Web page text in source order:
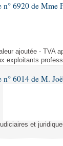
des lois
des lois
sites publics
droit
n° 6920 de Mme
ajoutée - TVA
exploitants
n° 6014 de M.
et